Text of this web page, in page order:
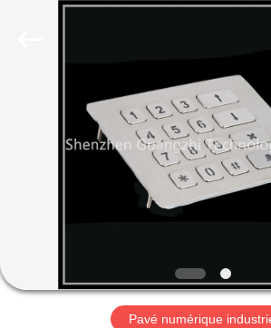
MAISON
PRODUITS
DE
NOUS
Pavé numérique